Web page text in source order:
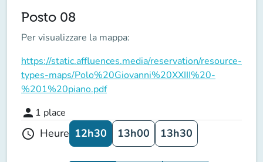
Posto 08
Per visualizzare la mappa:
https://static.affluences.media/reservation/resource-
types-maps/Polo%20Giovanni%20XXIII%20-
%201%20piano.pdf
person 1 place
schedule Heure 12h30 13h00 13h30